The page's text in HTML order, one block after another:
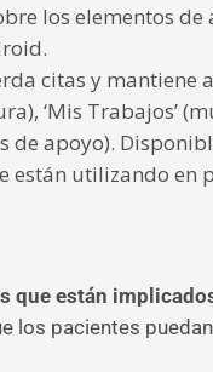
los elementos
citas y
‘Mis Trabajos’
de apoyo).
están utilizando
que están
los pacientes